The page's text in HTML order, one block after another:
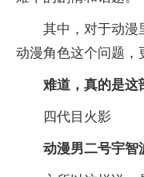
其中，对于动漫
动漫角色这个问题，
难道，真的是这
四代目火影
动漫男二号宇智